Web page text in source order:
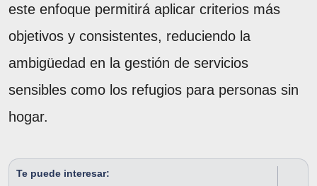
este enfoque permitirá aplicar criterios más
objetivos y consistentes, reduciendo la
ambigüedad en la gestión de servicios
sensibles como los refugios para personas sin
hogar.
Te puede interesar: